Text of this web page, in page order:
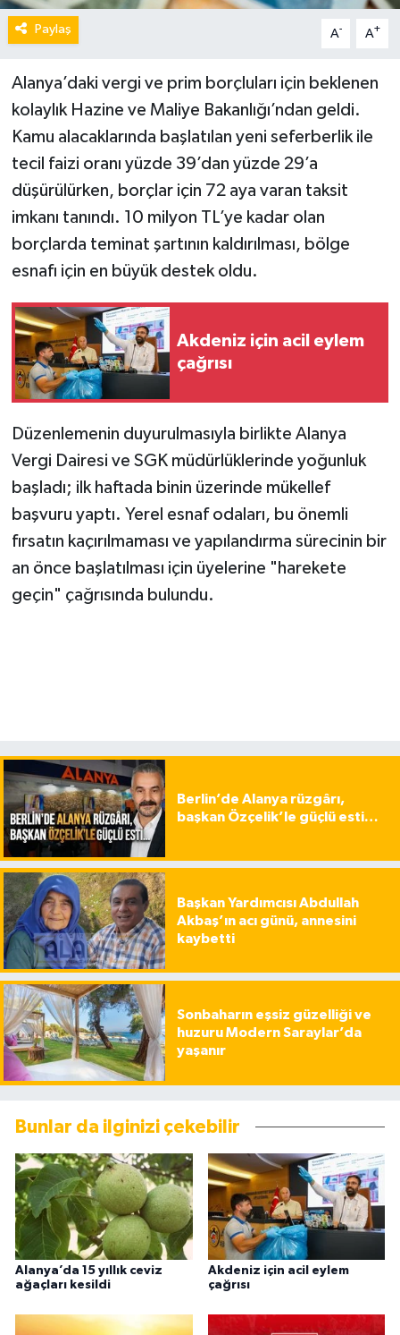
Paylaş A- A+
Alanya’daki vergi ve prim borçluları için beklenen
kolaylık Hazine ve Maliye Bakanlığı’ndan geldi.
Kamu alacaklarında başlatılan yeni seferberlik ile
tecil faizi oranı yüzde 39’dan yüzde 29’a
düşürülürken, borçlar için 72 aya varan taksit
imkanı tanındı. 10 milyon TL’ye kadar olan
borçlarda teminat şartının kaldırılması, bölge
esnafı için en büyük destek oldu.
Akdeniz için acil eylem
çağrısı
Düzenlemenin duyurulmasıyla birlikte Alanya
Vergi Dairesi ve SGK müdürlüklerinde yoğunluk
başladı; ilk haftada binin üzerinde mükellef
başvuru yaptı. Yerel esnaf odaları, bu önemli
fırsatın kaçırılmaması ve yapılandırma sürecinin bir
an önce başlatılması için üyelerine "harekete
geçin" çağrısında bulundu.
Berlin’de Alanya rüzgârı,
başkan Özçelik’le güçlü esti…
Başkan Yardımcısı Abdullah
Akbaş’ın acı günü, annesini
kaybetti
Sonbaharın eşsiz güzelliği ve
huzuru Modern Saraylar’da
yaşanır
Bunlar da ilginizi çekebilir
Alanya’da 15 yıllık ceviz
ağaçları kesildi
Akdeniz için acil eylem
çağrısı